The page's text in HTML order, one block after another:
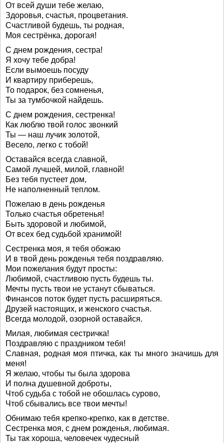
От всей души тебе желаю,
Здоровья, счастья, процветания.
Счастливой будешь, ты родная,
Моя сестрёнка, дорогая!
С днем рождения, сестра!
Я хочу тебе добра!
Если вымоешь посуду
И квартиру приберешь,
То подарок, без сомненья,
Ты за тумбочкой найдешь.
С днем рождения, сестренка!
Как люблю твой голос звонкий
Ты — наш лучик золотой,
Весело, легко с тобой!
Оставайся всегда славной,
Самой лучшей, милой, главной!
Без тебя пустеет дом,
Не наполненный теплом.
Пожелаю в день рожденья
Только счастья обретенья!
Быть здоровой и любимой,
От всех бед судьбой хранимой!
Сестренка моя, я тебя обожаю
И в твой день рожденья тебя поздравляю.
Мои пожелания будут просты:
Любимой, счастливою пусть будешь ты.
Мечты пусть твои не устанут сбываться.
Финансов поток будет пусть расширяться.
Друзей настоящих, и женского счастья.
Всегда молодой, озорной оставайся.
Милая, любимая сестричка!
Поздравляю с праздником тебя!
Славная, родная моя птичка, как ты много значишь для
меня!
Я желаю, чтобы ты была здорова
И полна душевной доброты,
Чтоб судьба с тобой не обошлась сурово,
Чтоб сбывались все твои мечты!
Обнимаю тебя крепко-крепко, как в детстве.
Сестренка моя, с днем рожденья, любимая.
Ты так хороша, человечек чудесный